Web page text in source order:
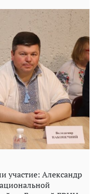
участие: Александр